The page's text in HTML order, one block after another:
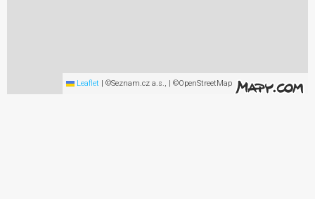
Leaflet | ©Seznam.cz a.s., | ©OpenStreetMap